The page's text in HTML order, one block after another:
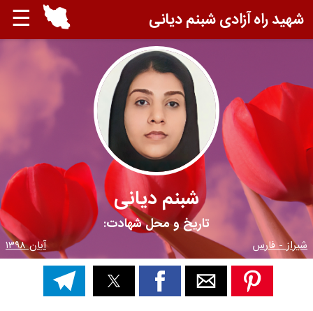
☰ شهید راه آزادی شبنم دیانی
شبنم دیانی
تاریخ و محل شهادت:
شیراز - فارس آبان ۱۳۹۸